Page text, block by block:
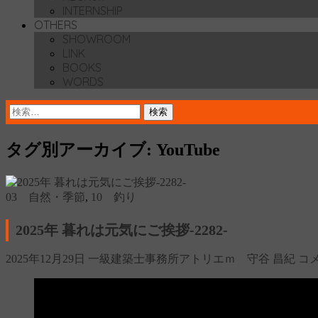
INTERNSHIP
OTHERS
SHOWROOM
LINK
BOOKS
WORDS
検
索:
タグ別アーカイブ: YouTube
03 自然・季節, 10 釣り
2025年 暮れは元気にご挨拶‐2282‐
2025年12月29日 一級建築士事務所アトリエｍ 守谷 昌紀 コ